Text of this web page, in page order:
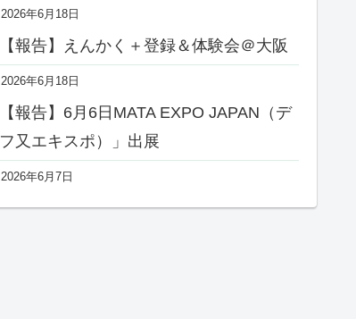
2026年6月18日
【報告】えんかく＋登録＆体験会＠大阪
2026年6月18日
【報告】6月6日MATA EXPO JAPAN（デ
フ又エキスポ）」出展
2026年6月7日